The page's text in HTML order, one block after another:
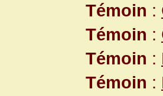
Témoin :
Témoin :
Témoin :
Témoin :